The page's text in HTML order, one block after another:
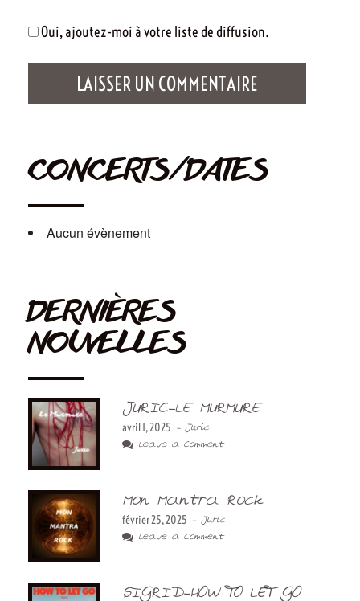
Oui, ajoutez-moi à votre liste de diffusion.
CONCERTS/DATES
Aucun évènement
DERNIÈRES
NOUVELLES
JURIC-LE MURMURE
avril 1, 2025 - Juric
Leave a Comment
Mon Mantra Rock
février 25, 2025 - Juric
Leave a Comment
SIGRID-HOW TO LET GO